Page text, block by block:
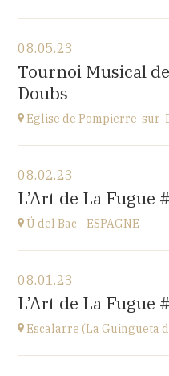
Ancy-le-Franc (89160)
Le Château d’Ancy-le-
Tonnerre, 89160 Ancy-le-
Go to site
08.05.23
Tournoi Musical
Doubs
Eglise de Pompierre-sur-
Eglise de Pompierre-sur-
3 chemin de l'église
at17H
08.02.23
L’Art de La Fugue
Ü del Bac - ESPAGNE
Ü del Bac - ESPAGNE
Vall del Bac
at21H00
08.01.23
L’Art de La Fugue
Escalarre (La Guingueta